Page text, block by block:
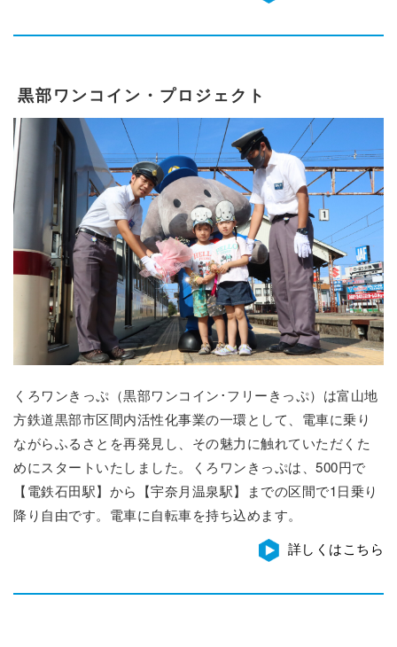
黒部ワンコイン・プロジェクト
くろワンきっぷ（黒部ワンコイン･フリーきっぷ）は富山地
方鉄道黒部市区間内活性化事業の一環として、電車に乗り
ながらふるさとを再発見し、その魅力に触れていただくた
めにスタートいたしました。くろワンきっぷは、500円で
【電鉄石田駅】から【宇奈月温泉駅】までの区間で1日乗り
降り自由です。電車に自転車を持ち込めます。
詳しくはこちら